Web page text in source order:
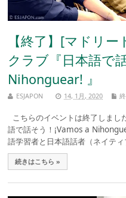
【終了】[マドリ
クラブ『日本語で
Nihonguear! 』
ESJAPON 14, 1月, 2020
こちらのイベントは終了しま
語で話そう！¡Vamos a
語学習者と日本語話者（ネイテ
続きはこちら »